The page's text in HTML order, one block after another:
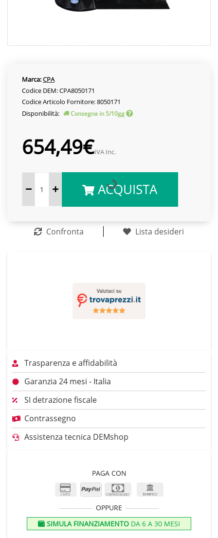
Marca:CPA
Codice DEM: CPA8050171
Codice Articolo Fornitore: 8050171
Disponibilità:
Consegna in 5/10gg
654,49€IVA Inc.
ACQUISTA
Confronta Lista desideri
Trasparenza e affidabilità
Garanzia 24 mesi - Italia
SI detrazione fiscale
Contrassegno
Assistenza tecnica DEMshop
PAGA CON
OPPURE
SIMULA FINANZIAMENTO DA 6 A 30 MESI